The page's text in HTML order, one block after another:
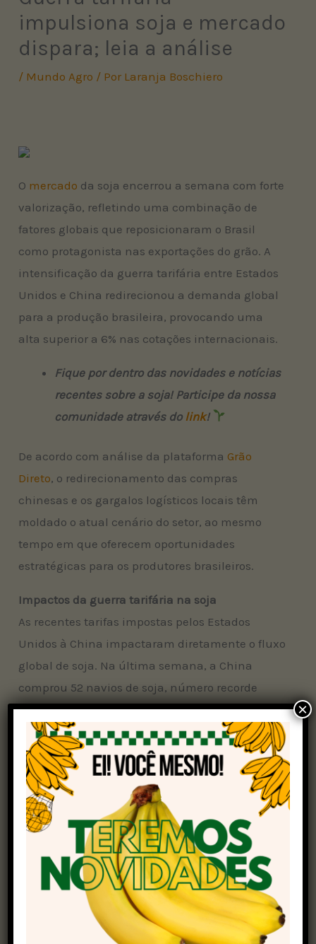
impulsiona soja e mercado
dispara; leia a análise
/ Mundo Agro / Por Laranja Boschiero
O mercado da soja encerrou a semana com forte
valorização, refletindo uma combinação de
fatores globais que reposicionaram o Brasil
como protagonista nas exportações do grão. A
intensificação da guerra tarifária entre Estados
Unidos e China redirecionou a demanda global
para a produção brasileira, provocando uma
alta superior a 6% nas cotações internacionais.
Fique por dentro das novidades e notícias
recentes sobre a soja! Participe da nossa
comunidade através do link!
De acordo com análise da plataforma Grão
Direto, o redirecionamento das compras
chinesas e os gargalos logísticos locais têm
moldado o atual cenário do setor, ao mesmo
tempo em que oferecem oportunidades
estratégicas para os produtores brasileiros.
Impactos da guerra tarifária na soja
As recentes tarifas impostas pelos Estados
Unidos à China impactaram diretamente o fluxo
global de soja. Na última semana, a China
comprou 52 navios de soja, número recorde
histórico, sendo a ampla maioria originada do
Brasil, já que apenas três ou quatro embarques
vieram da Argentina. A maior esmagadora do
país vizinho interrompeu suas atividades em
meio a rumores de endividamento, e as chuvas
prolongadas continuam atrasando a colheita
Em contrapartida, os contratos futuros da soja
negociados na Bolsa de Chicago registraram
forte alta: o vencimento de maio de 2025 fechou
a US$ 10,44 por bushel (+6,86%), enquanto o
×